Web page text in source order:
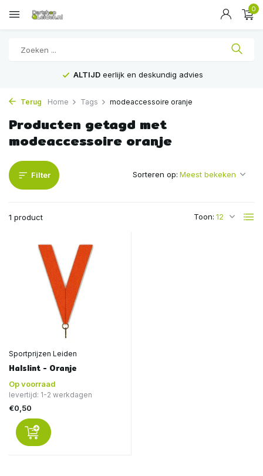
0
ALTIJD eerlijk en deskundig advies
Terug Home Tags modeaccessoire oranje
Producten getagd met
modeaccessoire oranje
Filter
1 product Toon:
Sorteren op:
Sportprijzen Leiden
Halslint - Oranje
Op voorraad
levertijd: 1-2 werkdagen
€0,50